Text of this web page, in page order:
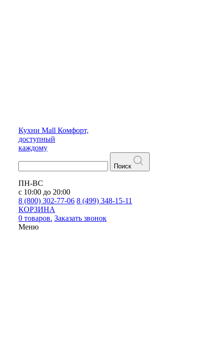
Кухни Mall Комфорт,
доступный
каждому
Поиск
ПН-ВС
с 10:00 до 20:00
8 (800) 302-77-06 8 (499) 348-15-11
КОРЗИНА
0 товаров. Заказать звонок
Меню